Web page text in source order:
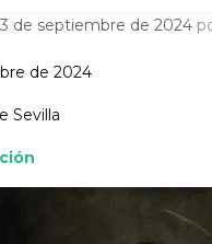
de septiembre de 2024
de 2024
Sevilla